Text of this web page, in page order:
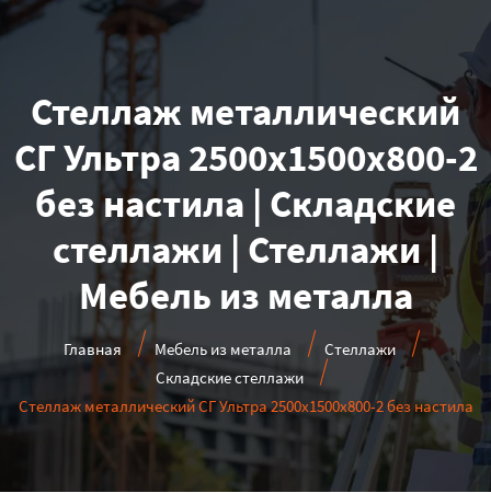
Стеллаж металлический
СГ Ультра 2500x1500x800-2
без настила | Складские
стеллажи | Стеллажи |
Мебель из металла
Главная Мебель из металла
Стеллажи
Складские стеллажи
Стеллаж металлический СГ Ультра 2500x1500x800-2 без настила